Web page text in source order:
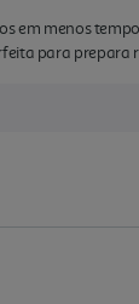
em menos
para prepara